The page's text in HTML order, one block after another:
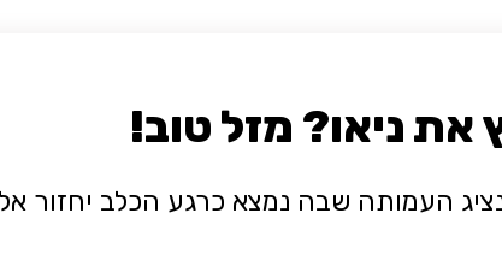
ניאו? מזל טוב!
העמותה שבה נמצא כרגע הכלב יחזור